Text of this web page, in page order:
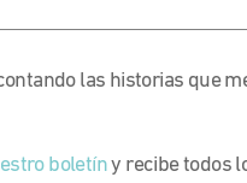
las historias que
boletíny recibe todos